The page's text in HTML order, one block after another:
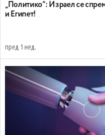
„Политико“: Израел се
и Египет!
пред 1 нед.